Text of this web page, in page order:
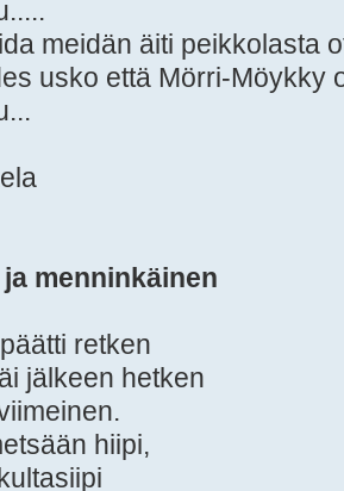
meidän äiti peikkolasta
usko että Mörri-Möykky
menninkäinen
retken
jälkeen hetken
hiipi,